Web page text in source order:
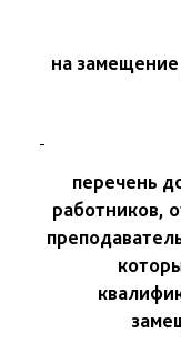
на
перечень
работников,